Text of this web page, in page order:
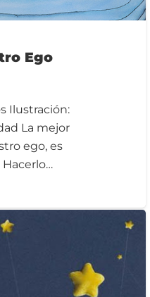
Ego
Ilustración:
La mejor
ego, es